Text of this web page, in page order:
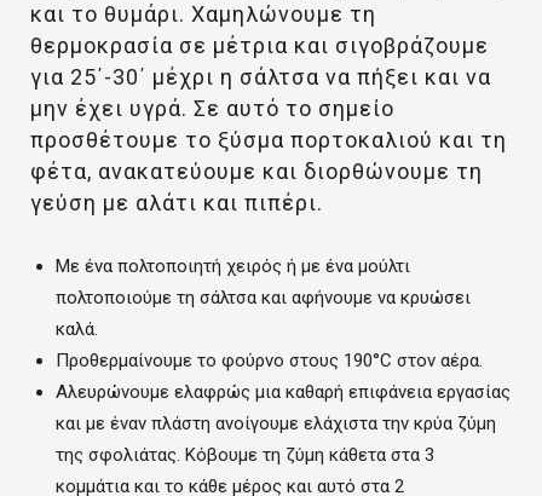
και το θυμάρι. Χαμηλώνουμε τη
θερμοκρασία σε μέτρια και σιγοβράζουμε
για 25΄-30΄ μέχρι η σάλτσα να πήξει και να
μην έχει υγρά. Σε αυτό το σημείο
προσθέτουμε το ξύσμα πορτοκαλιού και τη
φέτα, ανακατεύουμε και διορθώνουμε τη
γεύση με αλάτι και πιπέρι.
Με ένα πολτοποιητή χειρός ή με ένα μούλτι
πολτοποιούμε τη σάλτσα και αφήνουμε να κρυώσει
καλά.
Προθερμαίνουμε το φούρνο στους 190°C στον αέρα.
Αλευρώνουμε ελαφρώς μια καθαρή επιφάνεια εργασίας
και με έναν πλάστη ανοίγουμε ελάχιστα την κρύα ζύμη
της σφολιάτας. Κόβουμε τη ζύμη κάθετα στα 3
κομμάτια και το κάθε μέρος και αυτό στα 2